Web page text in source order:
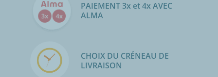
PAIEMENT 3x et 4x AVEC
ALMA
CHOIX DU CRÉNEAU DE
LIVRAISON